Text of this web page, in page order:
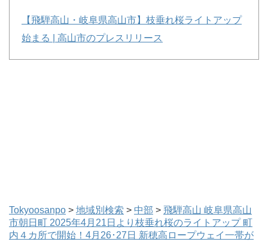
【飛騨高山・岐阜県高山市】枝垂れ桜ライトアップ
始まる | 高山市のプレスリリース
Tokyoosanpo > 地域別検索 > 中部 > 飛騨高山 岐阜県高山
市朝日町 2025年4月21日より枝垂れ桜のライトアップ 町
内４カ所で開始！4月26･27日 新穂高ロープウェイ一帯が